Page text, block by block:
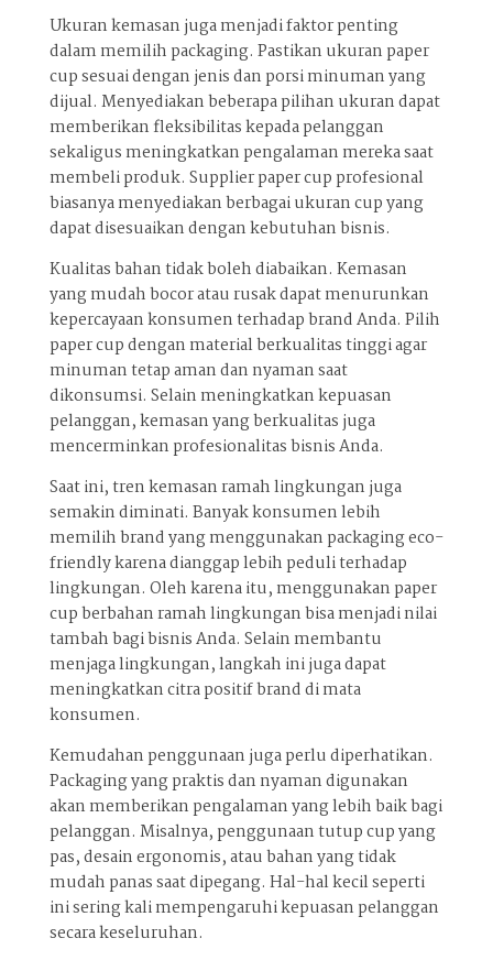
Ukuran kemasan juga menjadi faktor penting
dalam memilih packaging. Pastikan ukuran paper
cup sesuai dengan jenis dan porsi minuman yang
dijual. Menyediakan beberapa pilihan ukuran dapat
memberikan fleksibilitas kepada pelanggan
sekaligus meningkatkan pengalaman mereka saat
membeli produk. Supplier paper cup profesional
biasanya menyediakan berbagai ukuran cup yang
dapat disesuaikan dengan kebutuhan bisnis.
Kualitas bahan tidak boleh diabaikan. Kemasan
yang mudah bocor atau rusak dapat menurunkan
kepercayaan konsumen terhadap brand Anda. Pilih
paper cup dengan material berkualitas tinggi agar
minuman tetap aman dan nyaman saat
dikonsumsi. Selain meningkatkan kepuasan
pelanggan, kemasan yang berkualitas juga
mencerminkan profesionalitas bisnis Anda.
Saat ini, tren kemasan ramah lingkungan juga
semakin diminati. Banyak konsumen lebih
memilih brand yang menggunakan packaging eco-
friendly karena dianggap lebih peduli terhadap
lingkungan. Oleh karena itu, menggunakan paper
cup berbahan ramah lingkungan bisa menjadi nilai
tambah bagi bisnis Anda. Selain membantu
menjaga lingkungan, langkah ini juga dapat
meningkatkan citra positif brand di mata
konsumen.
Kemudahan penggunaan juga perlu diperhatikan.
Packaging yang praktis dan nyaman digunakan
akan memberikan pengalaman yang lebih baik bagi
pelanggan. Misalnya, penggunaan tutup cup yang
pas, desain ergonomis, atau bahan yang tidak
mudah panas saat dipegang. Hal-hal kecil seperti
ini sering kali mempengaruhi kepuasan pelanggan
secara keseluruhan.